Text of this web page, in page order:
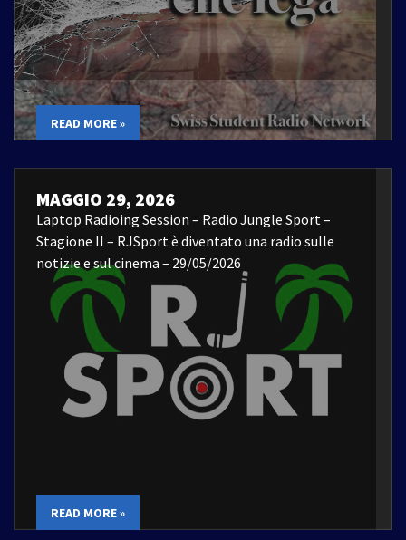
READ MORE »
MAGGIO 29, 2026
Laptop Radioing Session – Radio Jungle Sport –
Stagione II – RJSport è diventato una radio sulle
notizie e sul cinema – 29/05/2026
READ MORE »